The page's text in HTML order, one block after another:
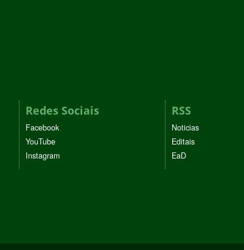
Redes Sociais
Facebook
YouTube
Instagram
RSS
Noticias
Editais
EaD